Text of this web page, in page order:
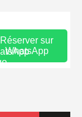
Réserver sur
WhatsApp